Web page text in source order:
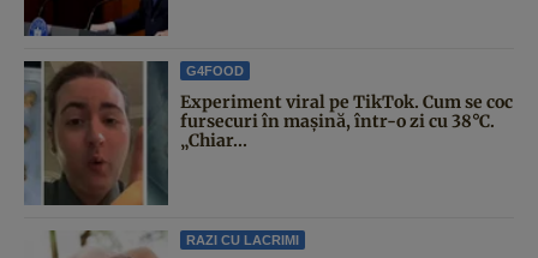
G4FOOD
Experiment viral pe TikTok. Cum se coc
fursecuri în mașină, într-o zi cu 38°C.
„Chiar...
RAZI CU LACRIMI